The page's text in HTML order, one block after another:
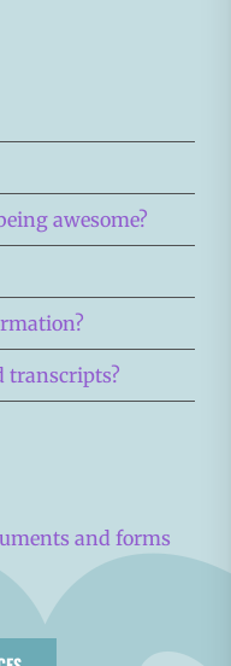
awesome?
transcripts?
and forms